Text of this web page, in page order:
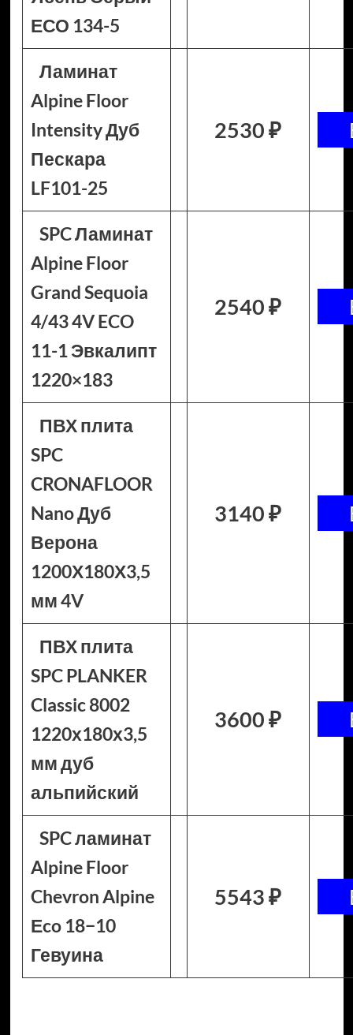
ЕСО 134-5
Ламинат
Alpine Floor
Intensity Дуб
Пескара
LF101-25
2530 ₽
SPC Ламинат
Alpine Floor
Grand Sequoia
4/43 4V ECO
11-1 Эвкалипт
1220×183
2540 ₽
ПВХ плита
SPC
CRONAFLOOR
Nano Дуб
Верона
1200Х180Х3,5
мм 4V
3140 ₽
ПВХ плита
SPC PLANKER
Classic 8002
1220х180х3,5
мм дуб
альпийский
3600 ₽
SPC ламинат
Alpine Floor
Chevron Alpine
Еco 18−10
Гевуина
5543 ₽